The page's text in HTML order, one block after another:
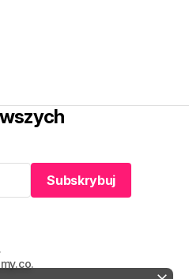
.
Subskrybuj
Subskrybuj